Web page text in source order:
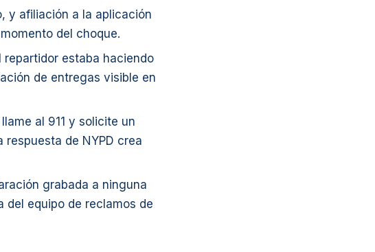
y afiliación a la aplicación
del choque.
repartidor estaba haciendo
de entregas visible en
al 911 y solicite un
respuesta de NYPD crea
grabada a ninguna
del equipo de reclamos de